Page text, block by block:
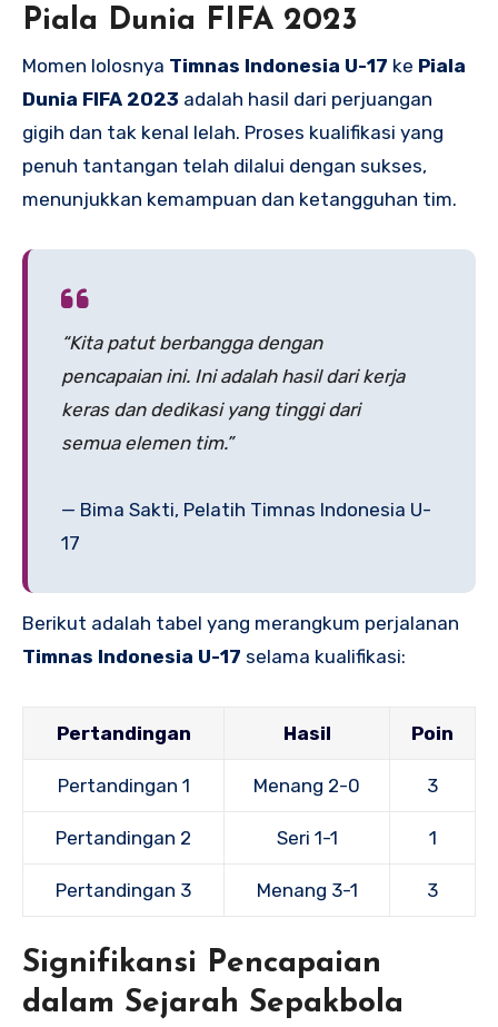
Piala Dunia FIFA 2023
Momen lolosnya Timnas Indonesia U-17 ke Piala
Dunia FIFA 2023 adalah hasil dari perjuangan
gigih dan tak kenal lelah. Proses kualifikasi yang
penuh tantangan telah dilalui dengan sukses,
menunjukkan kemampuan dan ketangguhan tim.
“Kita patut berbangga dengan
pencapaian ini. Ini adalah hasil dari kerja
keras dan dedikasi yang tinggi dari
semua elemen tim.”
— Bima Sakti, Pelatih Timnas Indonesia U-
17
Berikut adalah tabel yang merangkum perjalanan
Timnas Indonesia U-17 selama kualifikasi:
Pertandingan Hasil Poin
Pertandingan 1 Menang 2-0 3
Pertandingan 2 Seri 1-1 1
Pertandingan 3 Menang 3-1 3
Signifikansi Pencapaian
dalam Sejarah Sepakbola